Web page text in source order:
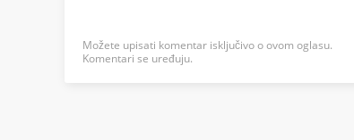
Možete upisati komentar isključivo o ovom oglasu.
Komentari se uređuju.